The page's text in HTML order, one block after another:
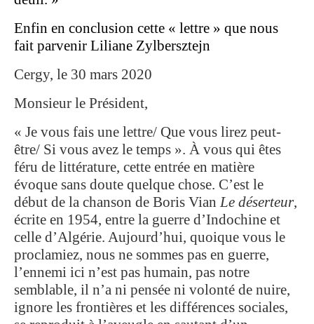
Enfin en conclusion cette « lettre » que nous
fait parvenir Liliane Zylbersztejn
Cergy, le 30 mars 2020
Monsieur le Président,
« Je vous fais une lettre/ Que vous lirez peut-
être/ Si vous avez le temps ». À vous qui êtes
féru de littérature, cette entrée en matière
évoque sans doute quelque chose. C’est le
début de la chanson de Boris Vian Le déserteur,
écrite en 1954, entre la guerre d’Indochine et
celle d’Algérie. Aujourd’hui, quoique vous le
proclamiez, nous ne sommes pas en guerre,
l’ennemi ici n’est pas humain, pas notre
semblable, il n’a ni pensée ni volonté de nuire,
ignore les frontières et les différences sociales,